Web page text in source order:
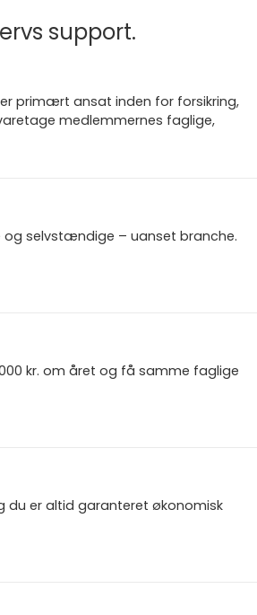
support.
primært ansat inden for forsikring,
medlemmernes faglige,
selvstændige – uanset branche.
kr. om året og få samme faglige
du er altid garanteret økonomisk